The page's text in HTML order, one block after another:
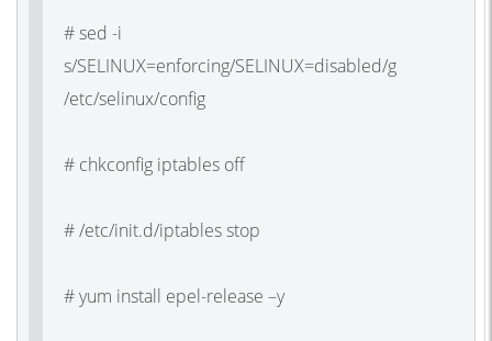
# sed -i
s/SELINUX=enforcing/SELINUX=disabled/g
/etc/selinux/config
# chkconfig iptables off
# /etc/init.d/iptables stop
# yum install epel-release –y